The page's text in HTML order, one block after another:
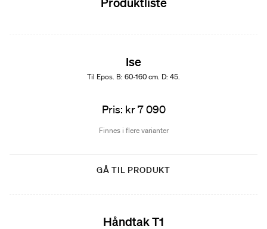
Ise
Til Epos. B: 60-160 cm. D: 45.
Pris: kr 7 090
Finnes i flere varianter
GÅ TIL PRODUKT
Håndtak T1